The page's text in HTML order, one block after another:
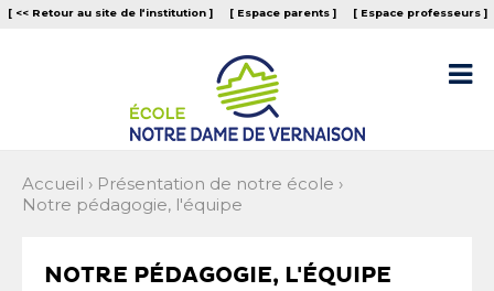
Aller
au
Outils
personnels
[ << Retour au site de l‘institution ] [ Espace parents ] [ Espace professeurs ]

Accueil › Présentation de notre école ›
Notre pédagogie, l'équipe
NOTRE PÉDAGOGIE, L'ÉQUIPE